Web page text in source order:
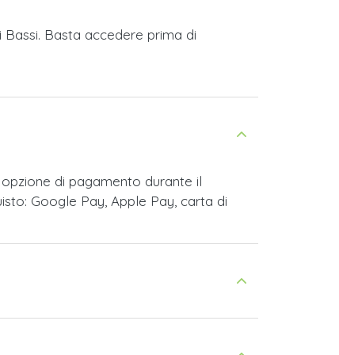
Basta accedere prima di
di pagamento durante il
Google Pay, Apple Pay, carta di